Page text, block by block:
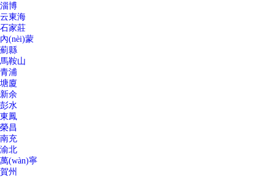
淄博
云東海
石家莊
內(nèi)蒙
薊縣
馬鞍山
青浦
塘廈
新余
彭水
東鳳
榮昌
南充
渝北
萬(wàn)寧
賀州